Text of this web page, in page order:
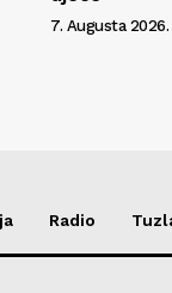
7. Augusta 2026.
Radio